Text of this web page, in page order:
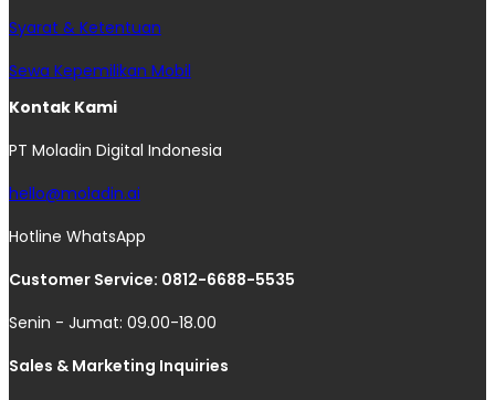
Syarat & Ketentuan
Sewa Kepemilikan Mobil
Kontak Kami
PT Moladin Digital Indonesia
hello@moladin.ai
Hotline WhatsApp
Customer Service: 0812-6688-5535
Senin - Jumat: 09.00-18.00
Sales & Marketing Inquiries